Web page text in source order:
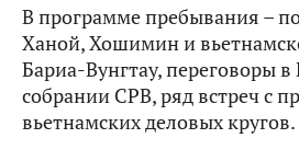
В программе пребывания –
Ханой, Хошимин и
Бариа-Вунгтау, переговоры
собрании СРВ, ряд встреч с
вьетнамских деловых кругов.